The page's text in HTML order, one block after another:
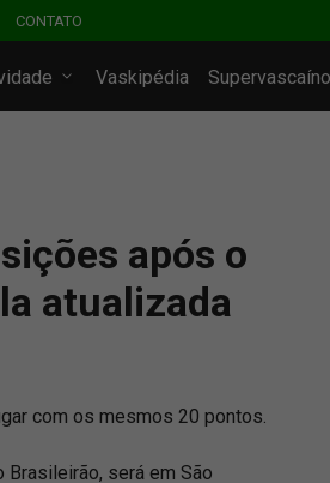
CONTATO
Vaskipédia
após o
atualizada
com os mesmos 20 pontos.
será em São